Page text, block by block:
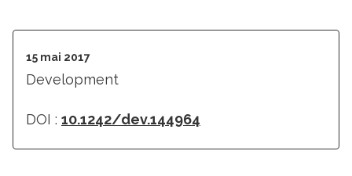
15 mai 2017
Development
DOI : 10.1242/dev.144964